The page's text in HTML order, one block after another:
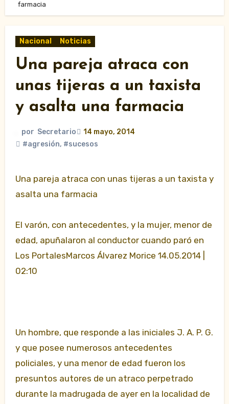
farmacia
Nacional Noticias
Una pareja atraca con
unas tijeras a un taxista
y asalta una farmacia
por Secretario
14 mayo, 2014
#agresión, #sucesos
Una pareja atraca con unas tijeras a un taxista y
asalta una farmacia
El varón, con antecedentes, y la mujer, menor de
edad, apuñalaron al conductor cuando paró en
Los PortalesMarcos Álvarez Morice 14.05.2014 |
02:10
Un hombre, que responde a las iniciales J. A. P. G.
y que posee numerosos antecedentes
policiales, y una menor de edad fueron los
presuntos autores de un atraco perpetrado
durante la madrugada de ayer en la localidad de